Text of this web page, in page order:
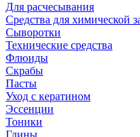
Для расчесывания
Средства для химической
Сыворотки
Технические средства
Флюиды
Скрабы
Пасты
Уход с кератином
Эссенции
Тоники
Глины